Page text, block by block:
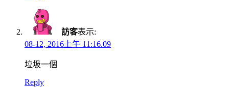
訪客表示:
08-12, 2016上午 11:16.09
垃圾一個
Reply